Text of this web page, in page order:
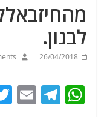
לבנון.
26/04/2018
W
T
E